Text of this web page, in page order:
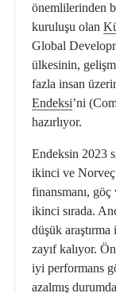
önemlilerinden
kuruluşu olan
Global
ülkesinin,
fazla insan
Endeksi’ni
hazırlıyor.
Endeksin 2023
ikinci ve Norveç
finansmanı, göç
ikinci sırada.
düşük
zayıf kalıyor.
iyi performans
azalmış